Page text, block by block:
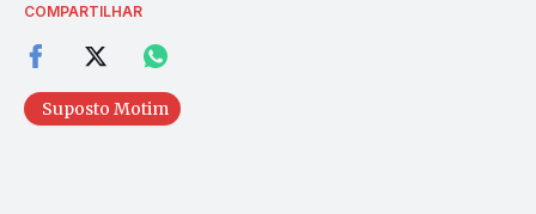
COMPARTILHAR
Suposto Motim